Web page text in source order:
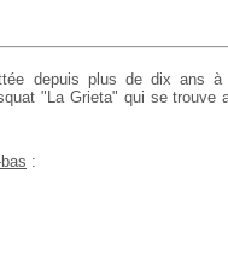
depuis plus de dix ans à
"La Grieta" qui se trouve
: